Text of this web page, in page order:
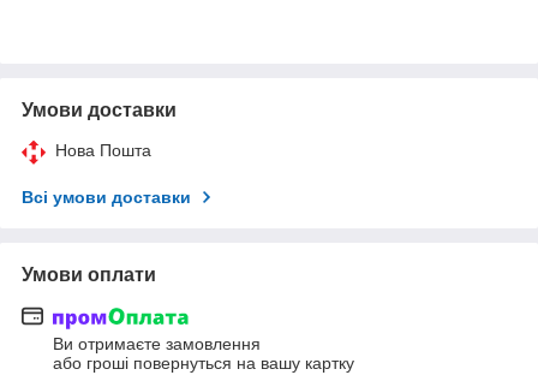
Умови доставки
Нова Пошта
Всі умови доставки
Умови оплати
Ви отримаєте замовлення
або гроші повернуться на вашу картку